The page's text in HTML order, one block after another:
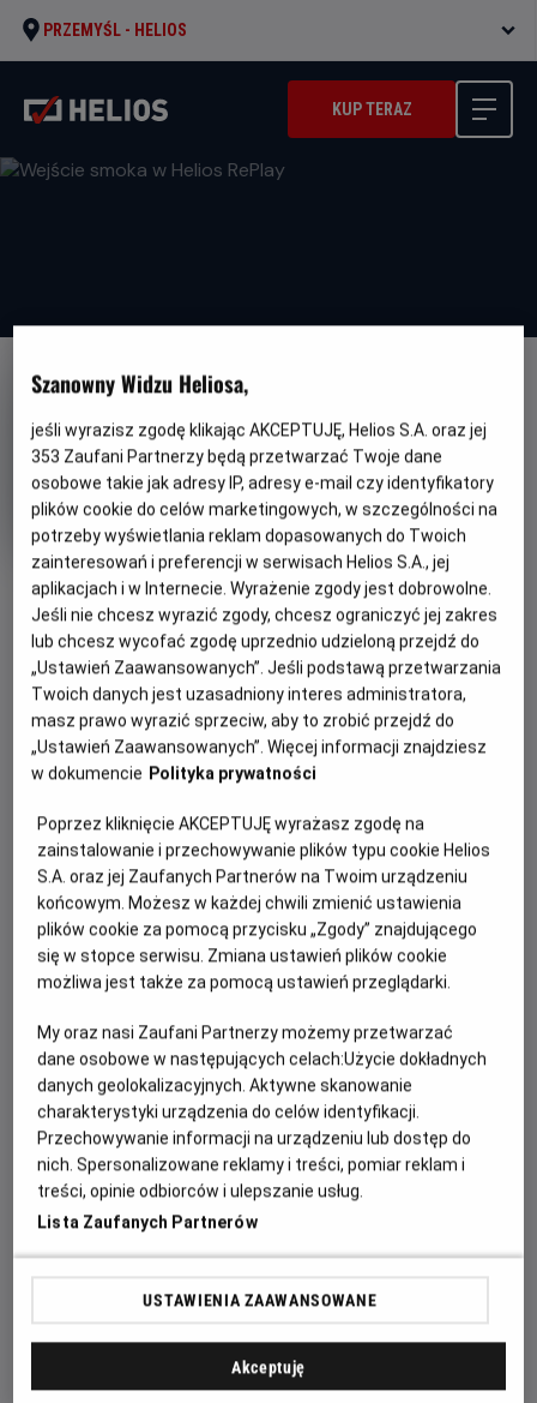
PRZEMYŚL - HELIOS
KUP TERAZ
OBSERWUJ
Wejście smoka w Helios RePlay
Oryginalny
tytuł
Enter the Dragon Gatunek
Akcja
Minimalny
wiek
Od 13 lat
Czas
trwania
112 min
REŻYSERIA
Robert Clouse
SCENARIUSZ
Bruce Lee, Michael Allin
OBSADA
Bruce Lee, John Saxon, Jim Kelly, Ahna Capri
WIĘCEJ SZCZEGÓŁÓW
OPIS WYDARZENIA
Nakłoniony do współpracy z rządem mistrz kung-fu (Lee)
uczestniczy w śmiertelnie niebezpiecznym turnieju,
nocami zaś infiltruje przestępczą organizację zajmującą
się handlem narkotykami, której przewodzi bezlitosny Han.
Zaskakujące zwroty akcji, wspaniałe zdjęcia i efektowne
sceny walki, do których choreografię układał sam Bruce
Lee, sprawiły, że Wejście smoka przeszło do historii kina.
CENNIK
14 dni + 8-13 dni
do seansu
4-7 dni
Helios RePlay
22,90 ZŁ
Dopłata internetowa 1,50 zł/1 bilet
Helios zastrzega sobie prawo do zastosowania
innego cennika niż opublikowany na stronie
internetowej, w zależności od specyfiki, zakresu lub
Szanowny Widzu Heliosa,
jeśli wyrazisz zgodę klikając AKCEPTUJĘ, Helios S.A. oraz jej
353 Zaufani Partnerzy będą przetwarzać Twoje dane
osobowe takie jak adresy IP, adresy e-mail czy identyfikatory
plików cookie do celów marketingowych, w szczególności na
potrzeby wyświetlania reklam dopasowanych do Twoich
zainteresowań i preferencji w serwisach Helios S.A., jej
aplikacjach i w Internecie. Wyrażenie zgody jest dobrowolne.
Jeśli nie chcesz wyrazić zgody, chcesz ograniczyć jej zakres
lub chcesz wycofać zgodę uprzednio udzieloną przejdź do
„Ustawień Zaawansowanych”. Jeśli podstawą przetwarzania
Twoich danych jest uzasadniony interes administratora,
masz prawo wyrazić sprzeciw, aby to zrobić przejdź do
„Ustawień Zaawansowanych”. Więcej informacji znajdziesz
w dokumencie Polityka prywatności
Poprzez kliknięcie AKCEPTUJĘ wyrażasz zgodę na
zainstalowanie i przechowywanie plików typu cookie Helios
S.A. oraz jej Zaufanych Partnerów na Twoim urządzeniu
końcowym. Możesz w każdej chwili zmienić ustawienia
plików cookie za pomocą przycisku „Zgody” znajdującego
się w stopce serwisu. Zmiana ustawień plików cookie
możliwa jest także za pomocą ustawień przeglądarki.
My oraz nasi Zaufani Partnerzy możemy przetwarzać
dane osobowe w następujących celach:Użycie dokładnych
danych geolokalizacyjnych. Aktywne skanowanie
charakterystyki urządzenia do celów identyfikacji.
Przechowywanie informacji na urządzeniu lub dostęp do
nich. Spersonalizowane reklamy i treści, pomiar reklam i
treści, opinie odbiorców i ulepszanie usług.
Lista Zaufanych Partnerów
USTAWIENIA ZAAWANSOWANE
Akceptuję